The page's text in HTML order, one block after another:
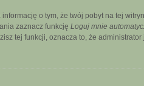
o tym, że twój pobyt na tej
zaznacz funkcję Loguj mnie
tej funkcji, oznacza to, że administrator